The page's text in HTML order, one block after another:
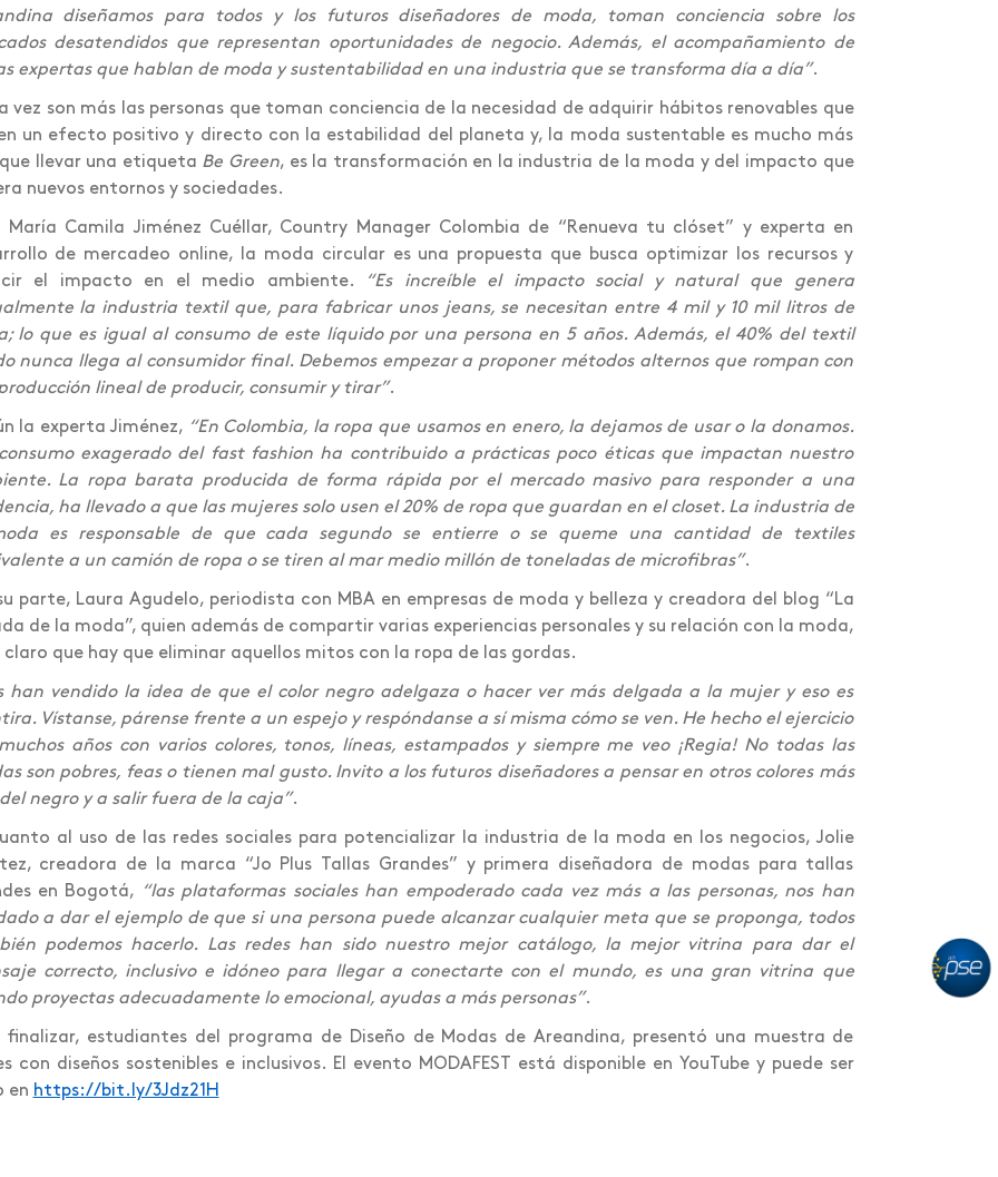
diseñamos para todos y los futuros diseñadores de moda, toman conciencia sobre los
desatendidos que representan oportunidades de negocio. Además, el acompañamiento de
expertas que hablan de moda y sustentabilidad en una industria que se transforma día a día”.
vez son más las personas que toman conciencia de la necesidad de adquirir hábitos renovables que
un efecto positivo y directo con la estabilidad del planeta y, la moda sustentable es mucho más
llevar una etiqueta Be Green, es la transformación en la industria de la moda y del impacto que
nuevos entornos y sociedades.
María Camila Jiménez Cuéllar, Country Manager Colombia de “Renueva tu clóset” y experta en
de mercadeo online, la moda circular es una propuesta que busca optimizar los recursos y
el impacto en el medio ambiente.
“Es increíble el impacto social y natural que genera
la industria textil que, para fabricar unos jeans, se necesitan entre 4 mil y 10 mil litros de
lo que es igual al consumo de este líquido por una persona en 5 años. Además, el 40% del textil
nunca llega al consumidor final. Debemos empezar a proponer métodos alternos que rompan con
lineal de producir, consumir y tirar”.
la experta Jiménez, “En Colombia, la ropa que usamos en enero, la dejamos de usar o la donamos.
consumo exagerado del fast fashion ha contribuido a prácticas poco éticas que impactan nuestro
La ropa barata producida de forma rápida por el mercado masivo para responder a una
ha llevado a que las mujeres solo usen el 20% de ropa que guardan en el closet. La industria de
es responsable de que cada segundo se entierre o se queme una cantidad de textiles
a un camión de ropa o se tiren al mar medio millón de toneladas de microfibras”.
parte, Laura Agudelo, periodista con MBA en empresas de moda y belleza y creadora del blog “La
de la moda”, quien además de compartir varias experiencias personales y su relación con la moda,
claro que hay que eliminar aquellos mitos con la ropa de las gordas.
han vendido la idea de que el color negro adelgaza o hacer ver más delgada a la mujer y eso es
Vístanse, párense frente a un espejo y respóndanse a sí misma cómo se ven. He hecho el ejercicio
años con varios colores, tonos, líneas, estampados y siempre me veo ¡Regia! No todas las
son pobres, feas o tienen mal gusto. Invito a los futuros diseñadores a pensar en otros colores más
negro y a salir fuera de la caja”.
al uso de las redes sociales para potencializar la industria de la moda en los negocios, Jolie
creadora de la marca “Jo Plus Tallas Grandes” y primera diseñadora de modas para tallas
en Bogotá,
“las plataformas sociales han empoderado cada vez más a las personas, nos han
a dar el ejemplo de que si una persona puede alcanzar cualquier meta que se proponga, todos
podemos hacerlo. Las redes han sido nuestro mejor catálogo, la mejor vitrina para dar el
correcto, inclusivo e idóneo para llegar a conectarte con el mundo, es una gran vitrina que
proyectas adecuadamente lo emocional, ayudas a más personas”.
finalizar, estudiantes del programa de Diseño de Modas de Areandina, presentó una muestra de
con diseños sostenibles e inclusivos. El evento MODAFEST está disponible en YouTube y puede ser
en https://bit.ly/3Jdz21H